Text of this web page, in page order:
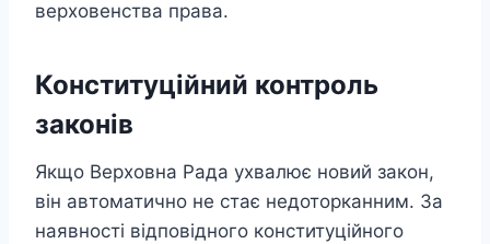
верховенства права.
Конституційний контроль
законів
Якщо Верховна Рада ухвалює новий закон,
він автоматично не стає недоторканним. За
наявності відповідного конституційного